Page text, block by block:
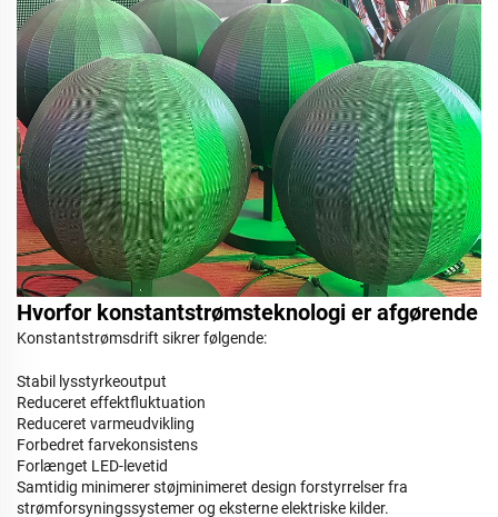
Hvorfor konstantstrømsteknologi er afgørende
Konstantstrømsdrift sikrer følgende:
Stabil lysstyrkeoutput
Reduceret effektfluktuation
Reduceret varmeudvikling
Forbedret farvekonsistens
Forlænget LED-levetid
Samtidig minimerer støjminimeret design forstyrrelser fra
strømforsyningssystemer og eksterne elektriske kilder.